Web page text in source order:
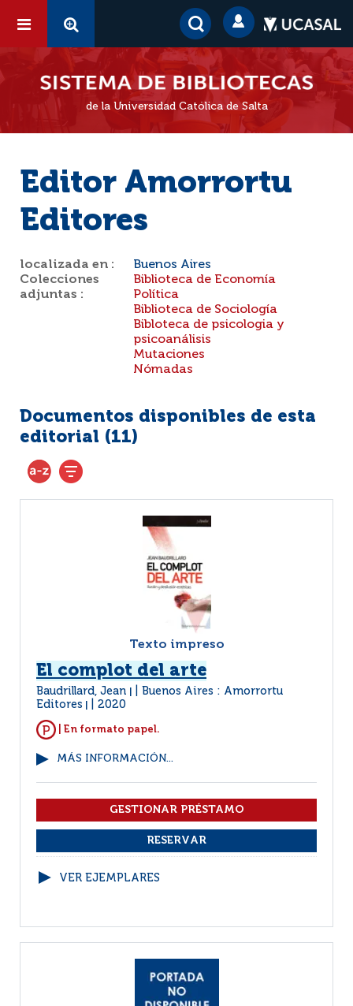
de la Universidad Católica de Salta
Editor Amorrortu
Editores
localizada en :
Buenos Aires
Colecciones
adjuntas :
Biblioteca de Economía
Política
Biblioteca de Sociología
Bibloteca de psicologia y
psicoanálisis
Mutaciones
Nómadas
Documentos disponibles de esta
editorial (11)
Texto impreso
El complot del arte
Baudrillard, Jean
Buenos Aires : Amorrortu
Editores
2020
| En formato papel.
MÁS INFORMACIÓN...
VER EJEMPLARES